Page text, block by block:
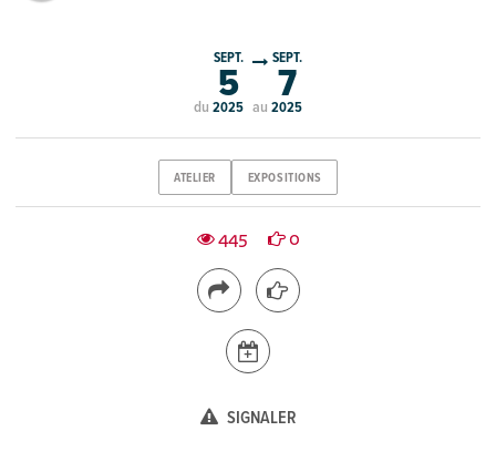
du
SEPT.
5
2025 au
SEPT.
7
2025
ATELIER EXPOSITIONS
445 0
SIGNALER